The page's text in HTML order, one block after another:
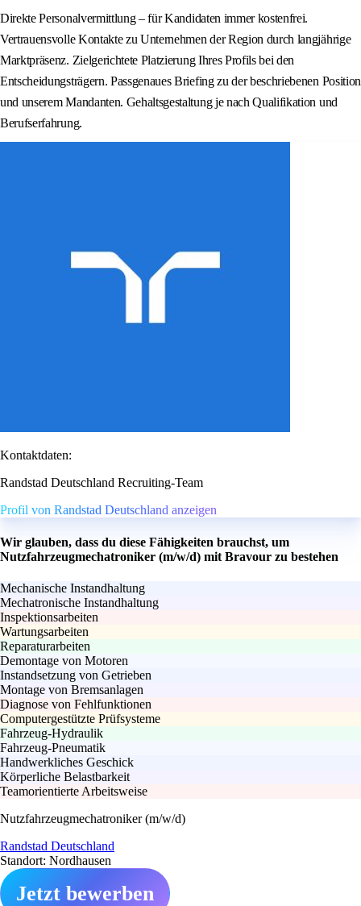
Direkte Personalvermittlung – für Kandidaten immer kostenfrei.
Vertrauensvolle Kontakte zu Unternehmen der Region durch langjährige
Marktpräsenz. Zielgerichtete Platzierung Ihres Profils bei den
Entscheidungsträgern. Passgenaues Briefing zu der beschriebenen Position
und unserem Mandanten. Gehaltsgestaltung je nach Qualifikation und
Berufserfahrung.
Kontaktdaten:
Randstad Deutschland Recruiting-Team
Profil von Randstad Deutschland anzeigen
Wir glauben, dass du diese Fähigkeiten brauchst, um
Nutzfahrzeugmechatroniker (m/w/d) mit Bravour zu bestehen
Mechanische Instandhaltung
Mechatronische Instandhaltung
Inspektionsarbeiten
Wartungsarbeiten
Reparaturarbeiten
Demontage von Motoren
Instandsetzung von Getrieben
Montage von Bremsanlagen
Diagnose von Fehlfunktionen
Computergestützte Prüfsysteme
Fahrzeug-Hydraulik
Fahrzeug-Pneumatik
Handwerkliches Geschick
Körperliche Belastbarkeit
Teamorientierte Arbeitsweise
Nutzfahrzeugmechatroniker (m/w/d)
Randstad Deutschland
Standort: Nordhausen
Jetzt bewerben